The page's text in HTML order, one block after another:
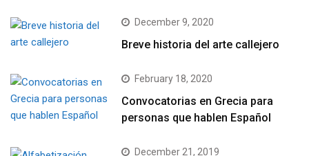
December 9, 2020
Breve historia del arte callejero
February 18, 2020
Convocatorias en Grecia para
personas que hablen Español
December 21, 2019